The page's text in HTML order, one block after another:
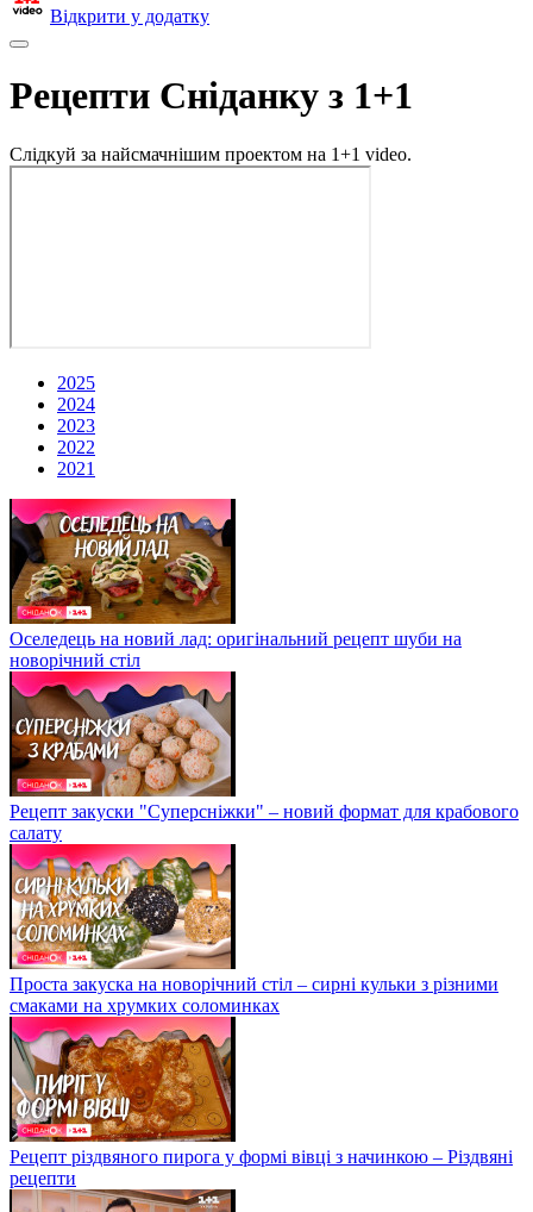
Відкрити у додатку
Рецепти Сніданку з 1+1
Слідкуй за найсмачнішим проектом на 1+1 video.
2025
2024
2023
2022
2021
Оселедець на новий лад: оригінальний рецепт шуби на
новорічний стіл
Рецепт закуски "Суперсніжки" – новий формат для крабового
салату
Проста закуска на новорічний стіл – сирні кульки з різними
смаками на хрумких соломинках
Рецепт різдвяного пирога у формі вівці з начинкою – Різдвяні
рецепти